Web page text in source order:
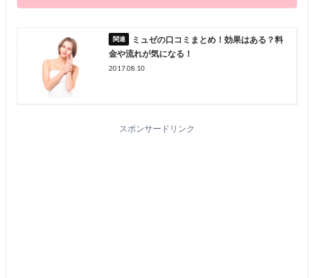
ミュゼの口コミまとめ！効果はある？料
金や流れが気になる！
2017.08.10
スポンサードリンク